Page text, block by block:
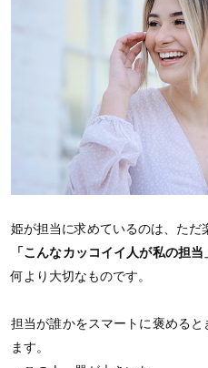
姫が担当に求めているのは、ただ
「こんなカッコイイ人が私の担当
何より大切なものです。
担当が誰かをスマートに褒める
ます。